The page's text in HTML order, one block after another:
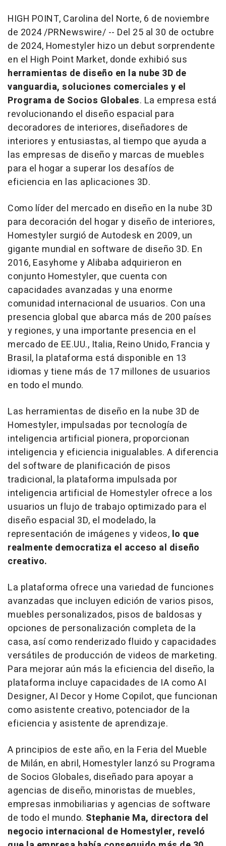
HIGH POINT, Carolina del Norte, 6 de noviembre
de 2024/PRNewswire/ -- Del 25 al 30 de octubre
de 2024, Homestyler hizo un debut sorprendente
en el High Point Market, donde exhibió sus
herramientas de diseño en la nube 3D de
vanguardia, soluciones comerciales y el
Programa de Socios Globales. La empresa está
revolucionando el diseño espacial para
decoradores de interiores, diseñadores de
interiores y entusiastas, al tiempo que ayuda a
las empresas de diseño y marcas de muebles
para el hogar a superar los desafíos de
eficiencia en las aplicaciones 3D.
Como líder del mercado en diseño en la nube 3D
para decoración del hogar y diseño de interiores,
Homestyler surgió de Autodesk en 2009, un
gigante mundial en software de diseño 3D. En
2016, Easyhome y Alibaba adquirieron en
conjunto Homestyler, que cuenta con
capacidades avanzadas y una enorme
comunidad internacional de usuarios. Con una
presencia global que abarca más de 200 países
y regiones, y una importante presencia en el
mercado de EE.UU., Italia, Reino Unido, Francia y
Brasil, la plataforma está disponible en 13
idiomas y tiene más de 17 millones de usuarios
en todo el mundo.
Las herramientas de diseño en la nube 3D de
Homestyler, impulsadas por tecnología de
inteligencia artificial pionera, proporcionan
inteligencia y eficiencia inigualables. A diferencia
del software de planificación de pisos
tradicional, la plataforma impulsada por
inteligencia artificial de Homestyler ofrece a los
usuarios un flujo de trabajo optimizado para el
diseño espacial 3D, el modelado, la
representación de imágenes y videos, lo que
realmente democratiza el acceso al diseño
creativo.
La plataforma ofrece una variedad de funciones
avanzadas que incluyen edición de varios pisos,
muebles personalizados, pisos de baldosas y
opciones de personalización completa de la
casa, así como renderizado fluido y capacidades
versátiles de producción de videos de marketing.
Para mejorar aún más la eficiencia del diseño, la
plataforma incluye capacidades de IA como AI
Designer, AI Decor y Home Copilot, que funcionan
como asistente creativo, potenciador de la
eficiencia y asistente de aprendizaje.
A principios de este año, en la Feria del Mueble
de Milán, en abril, Homestyler lanzó su Programa
de Socios Globales, diseñado para apoyar a
agencias de diseño, minoristas de muebles,
empresas inmobiliarias y agencias de software
de todo el mundo. Stephanie Ma, directora del
negocio internacional de Homestyler, reveló